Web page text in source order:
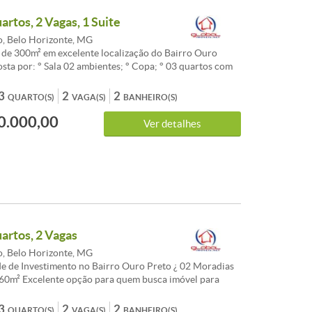
2 Vagas, 1 Suite
Belo Horizonte, MG
de 300m² em excelente localização do Bairro Ouro
por: ° Sala 02 ambientes; ° Copa; ° 03 quartos com
blindex ; ° Cozinha com armários; ° Área de serviço; °
nos fundos com piscina. ° 02 vagas em linha sendo
tábua corrida, cerâmica e ardósia. Casa em
do bairro com comércios em gerais, academia,
QUARTO(S) VAGA(S)
2 BANHEIRO(S)
2
Ver detalhes
2 Vagas
Belo Horizonte, MG
de Investimento no Bairro Ouro Preto ¿ 02 Moradias
Excelente opção para quem busca imóvel para
em lote de 360m², com entrada coletiva entre as
2 2